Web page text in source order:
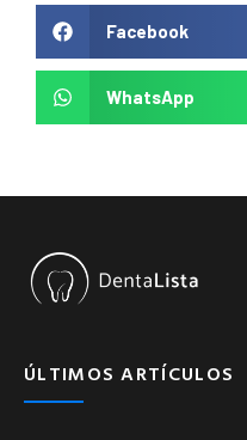
Facebook
WhatsApp
ÚLTIMOS ARTÍCULOS